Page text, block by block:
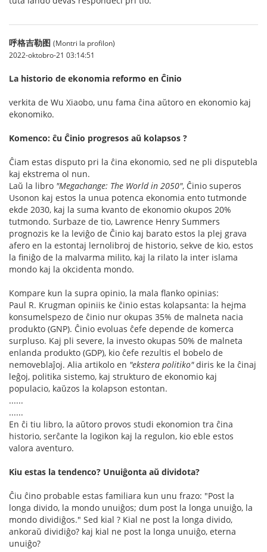
呼格吉勒图 (Montri la profilon)
2022-oktobro-21 03:14:51
La historio de ekonomia reformo en Ĉinio
verkita de Wu Xiaobo, unu fama ĉina aŭtoro en ekonomio kaj
ekonomiko.
Komenco: ĉu Ĉinio progresos aŭ kolapsos ?
Ĉiam estas disputo pri la ĉina ekonomio, sed ne pli disputebla
kaj ekstrema ol nun.
Laŭ la libro "Megachange: The World in 2050", Ĉinio superos
Usonon kaj estos la unua potenca ekonomia ento tutmonde
ekde 2030, kaj la suma kvanto de ekonomio okupos 20%
tutmondo. Surbaze de tio, Lawrence Henry Summers
prognozis ke la leviĝo de Ĉinio kaj barato estos la plej grava
afero en la estontaj lernolibroj de historio, sekve de kio, estos
la finiĝo de la malvarma milito, kaj la rilato la inter islama
mondo kaj la okcidenta mondo.
Kompare kun la supra opinio, la mala flanko opinias:
Paul R. Krugman opiniis ke ĉinio estas kolapsanta: la hejma
konsumelspezo de ĉinio nur okupas 35% de malneta nacia
produkto (GNP). Ĉinio evoluas ĉefe depende de komerca
surpluso. Kaj pli severe, la investo okupas 50% de malneta
enlanda produkto (GDP), kio ĉefe rezultis el bobelo de
nemoveblaĵoj. Alia artikolo en "ekstera politiko"diris ke la ĉinaj
leĝoj, politika sistemo, kaj strukturo de ekonomio kaj
populacio, kaŭzos la kolapson estontan.
......
......
En ĉi tiu libro, la aŭtoro provos studi ekonomion tra ĉina
historio, serĉante la logikon kaj la regulon, kio eble estos
valora aventuro.
Kiu estas la tendenco? Unuiĝonta aŭ dividota?
Ĉiu ĉino probable estas familiara kun unu frazo: "Post la
longa divido, la mondo unuiĝos; dum post la longa unuiĝo, la
mondo dividiĝos." Sed kial ? Kial ne post la longa divido,
ankoraŭ dividiĝo? kaj kial ne post la longa unuiĝo, eterna
unuiĝo?